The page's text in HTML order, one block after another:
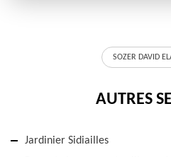
SOZER DAVID
AUTRES
Jardinier Sidiailles